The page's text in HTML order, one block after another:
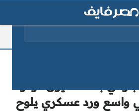
واسع ورد عسكري يلوح